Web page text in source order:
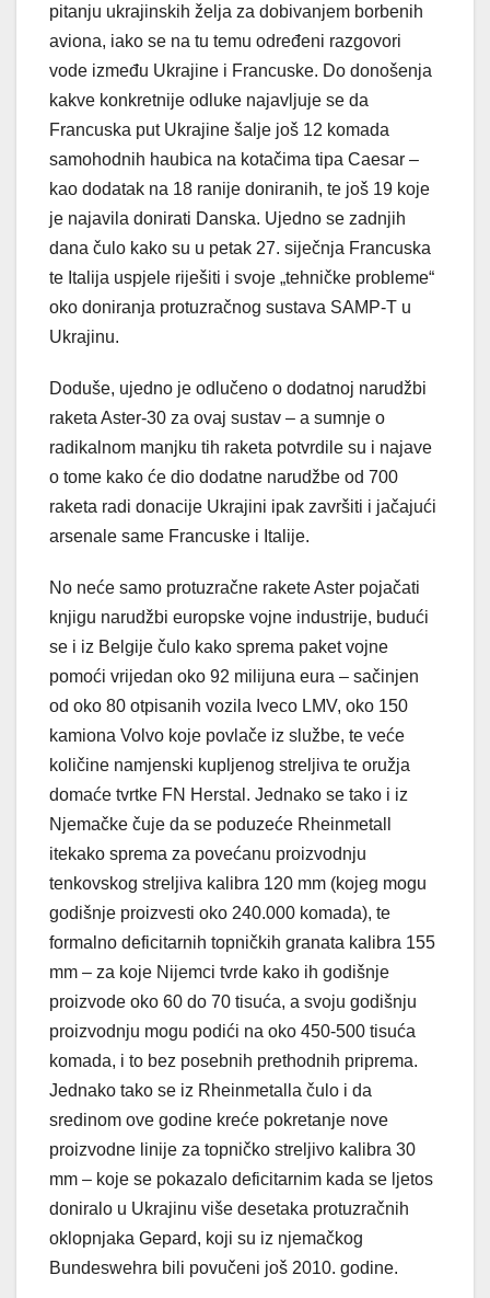
pitanju ukrajinskih želja za dobivanjem borbenih
aviona, iako se na tu temu određeni razgovori
vode između Ukrajine i Francuske. Do donošenja
kakve konkretnije odluke najavljuje se da
Francuska put Ukrajine šalje još 12 komada
samohodnih haubica na kotačima tipa Caesar –
kao dodatak na 18 ranije doniranih, te još 19 koje
je najavila donirati Danska. Ujedno se zadnjih
dana čulo kako su u petak 27. siječnja Francuska
te Italija uspjele riješiti i svoje „tehničke probleme“
oko doniranja protuzračnog sustava SAMP-T u
Ukrajinu.
Doduše, ujedno je odlučeno o dodatnoj narudžbi
raketa Aster-30 za ovaj sustav – a sumnje o
radikalnom manjku tih raketa potvrdile su i najave
o tome kako će dio dodatne narudžbe od 700
raketa radi donacije Ukrajini ipak završiti i jačajući
arsenale same Francuske i Italije.
No neće samo protuzračne rakete Aster pojačati
knjigu narudžbi europske vojne industrije, budući
se i iz Belgije čulo kako sprema paket vojne
pomoći vrijedan oko 92 milijuna eura – sačinjen
od oko 80 otpisanih vozila Iveco LMV, oko 150
kamiona Volvo koje povlače iz službe, te veće
količine namjenski kupljenog streljiva te oružja
domaće tvrtke FN Herstal. Jednako se tako i iz
Njemačke čuje da se poduzeće Rheinmetall
itekako sprema za povećanu proizvodnju
tenkovskog streljiva kalibra 120 mm (kojeg mogu
godišnje proizvesti oko 240.000 komada), te
formalno deficitarnih topničkih granata kalibra 155
mm – za koje Nijemci tvrde kako ih godišnje
proizvode oko 60 do 70 tisuća, a svoju godišnju
proizvodnju mogu podići na oko 450-500 tisuća
komada, i to bez posebnih prethodnih priprema.
Jednako tako se iz Rheinmetalla čulo i da
sredinom ove godine kreće pokretanje nove
proizvodne linije za topničko streljivo kalibra 30
mm – koje se pokazalo deficitarnim kada se ljetos
doniralo u Ukrajinu više desetaka protuzračnih
oklopnjaka Gepard, koji su iz njemačkog
Bundeswehra bili povučeni još 2010. godine.